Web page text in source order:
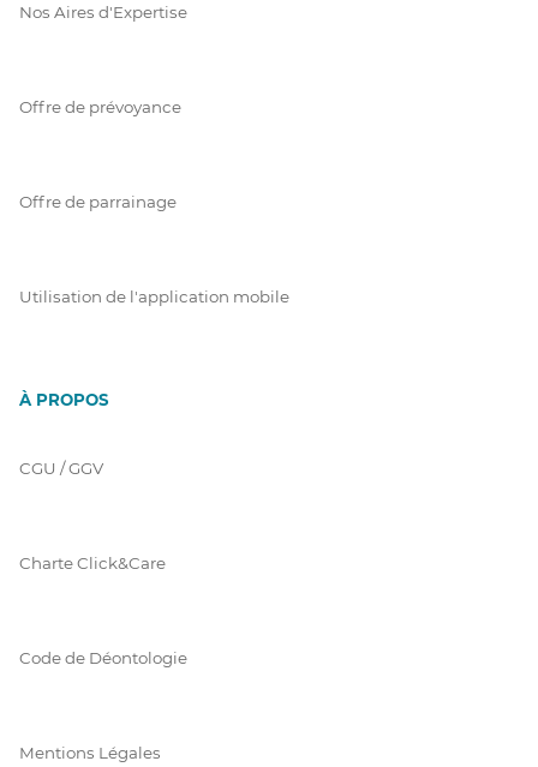
Nos Aires d'Expertise
Offre de prévoyance
Offre de parrainage
Utilisation de l'application mobile
À PROPOS
CGU / GGV
Charte Click&Care
Code de Déontologie
Mentions Légales